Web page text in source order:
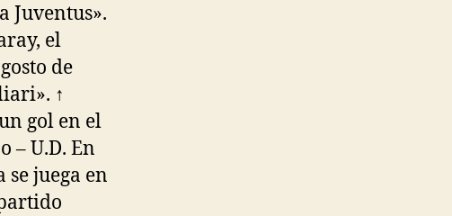
Juventus».
el
de
↑
gol en el
– U.D. En
juega en